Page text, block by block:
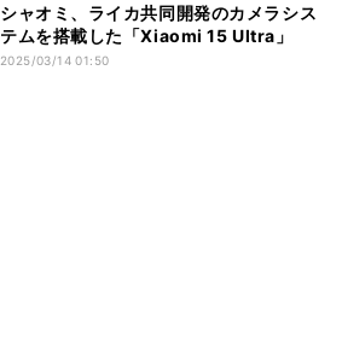
シャオミ、ライカ共同開発のカメラシス
テムを搭載した「Xiaomi 15 Ultra」
2025/03/14 01:50